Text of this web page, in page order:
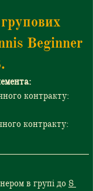
Beginner
контракту:
контракту:
в групі до 8